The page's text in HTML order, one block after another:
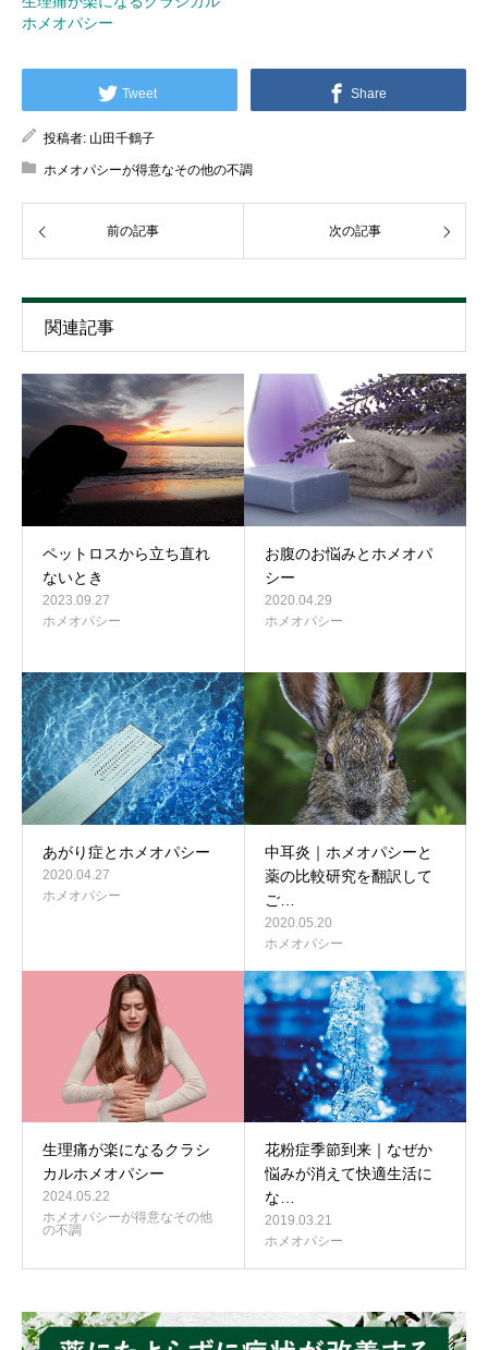
ホメオパシー
Tweet Share
投稿者: 山田千鶴子
ホメオパシーが得意なその他の不調
前の記事 次の記事
関連記事
ペットロスから立ち直れ
ないとき
2023.09.27
ホメオパシー
お腹のお悩みとホメオパ
シー
2020.04.29
ホメオパシー
あがり症とホメオパシー
2020.04.27
ホメオパシー
中耳炎｜ホメオパシーと
薬の比較研究を翻訳して
ご…
2020.05.20
ホメオパシー
生理痛が楽になるクラシ
カルホメオパシー
2024.05.22
ホメオパシーが得意なその他
の不調
花粉症季節到来｜なぜか
悩みが消えて快適生活に
な…
2019.03.21
ホメオパシー